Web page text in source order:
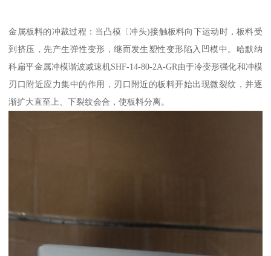
金属板料的冲裁过程：当凸模〔冲头)接触板料向下运动时，板料受
到挤压，先产生弹性变形，继而发生塑性变形陷入凹模中。哈默纳
科扁平金属冲模谐波减速机SHF-14-80-2A-GR由于冷变形强化和冲模
刃口附近应力集中的作用，刃口附近的板料开始出现微裂纹，并逐
渐扩大直至上、下裂纹会合，使板料分离。